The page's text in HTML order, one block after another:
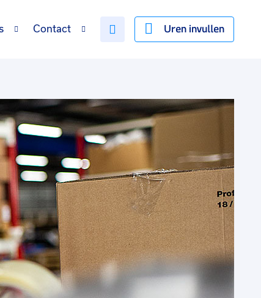
Uren invullen
Contact